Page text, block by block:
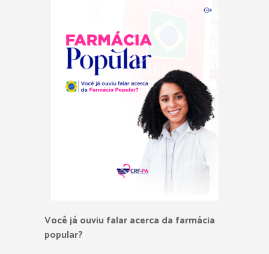
Você já ouviu falar acerca da farmácia
popular?